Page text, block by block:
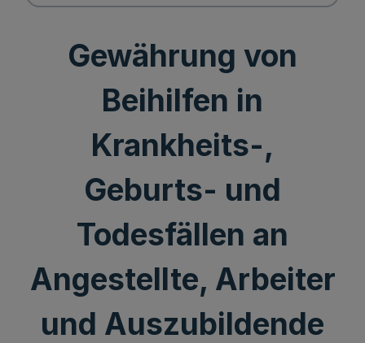
Gewährung von
Beihilfen in
Krankheits-,
Geburts- und
Todesfällen an
Angestellte, Arbeiter
und Auszubildende